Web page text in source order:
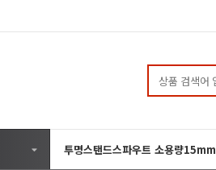
투명스탠드스파우트 소용량15mm